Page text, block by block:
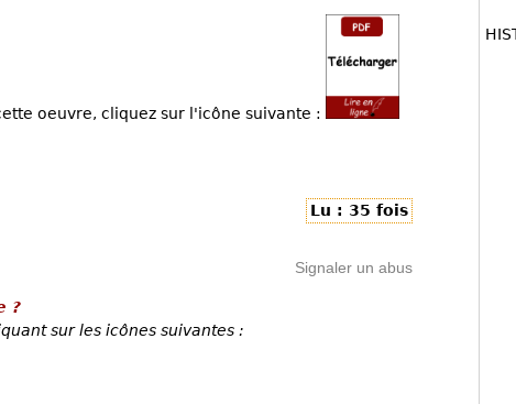
oeuvre, cliquez sur l'icône suivante :
Lu : 35 fois
Signaler un abus
?
sur les icônes suivantes :